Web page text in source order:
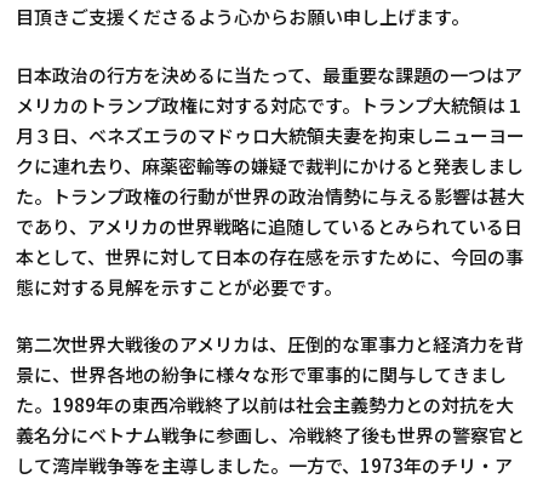
目頂きご支援くださるよう心からお願い申し上げます。
日本政治の行方を決めるに当たって、最重要な課題の一つはア
メリカのトランプ政権に対する対応です。トランプ大統領は１
月３日、ベネズエラのマドゥロ大統領夫妻を拘束しニューヨー
クに連れ去り、麻薬密輸等の嫌疑で裁判にかけると発表しまし
た。トランプ政権の行動が世界の政治情勢に与える影響は甚大
であり、アメリカの世界戦略に追随しているとみられている日
本として、世界に対して日本の存在感を示すために、今回の事
態に対する見解を示すことが必要です。
第二次世界大戦後のアメリカは、圧倒的な軍事力と経済力を背
景に、世界各地の紛争に様々な形で軍事的に関与してきまし
た。1989年の東西冷戦終了以前は社会主義勢力との対抗を大
義名分にベトナム戦争に参画し、冷戦終了後も世界の警察官と
して湾岸戦争等を主導しました。一方で、1973年のチリ・ア